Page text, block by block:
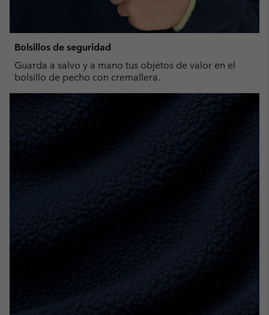
Bolsillos de seguridad
Guarda a salvo y a mano tus objetos de valor en el
bolsillo de pecho con cremallera.